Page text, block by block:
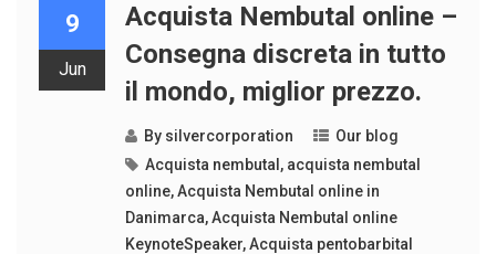
9
Jun
Acquista Nembutal online –
Consegna discreta in tutto
il mondo, miglior prezzo.
By silvercorporation
Our blog
Acquista nembutal , acquista nembutal
online,Acquista Nembutal online in
Danimarca,Acquista Nembutal online
KeynoteSpeaker,Acquista pentobarbital